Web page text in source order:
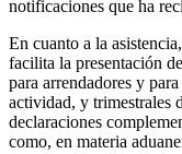
notificaciones que ha
En cuanto a la
facilita la presentación
para arrendadores y
actividad, y trimestrales
declaraciones
como, en materia